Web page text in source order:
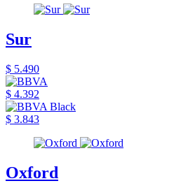
Sur
$ 5.490
$ 4.392
$ 3.843
Oxford